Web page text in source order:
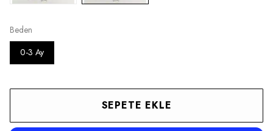
Beden
0-3 Ay
SEPETE EKLE